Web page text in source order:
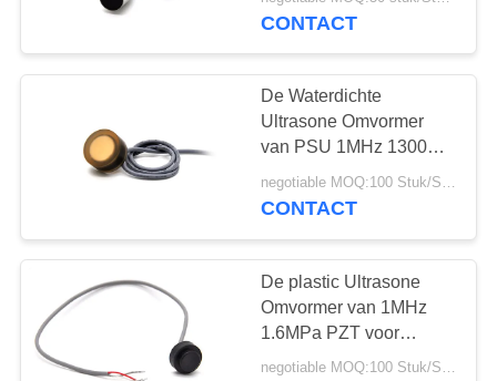
CONTACT
De Waterdichte
Ultrasone Omvormer
van PSU 1MHz 1300PF
IP68
negotiable MOQ:100 Stuk/Stukken
CONTACT
De plastic Ultrasone
Omvormer van 1MHz
1.6MPa PZT voor
Stroommeter
negotiable MOQ:100 Stuk/Stukken